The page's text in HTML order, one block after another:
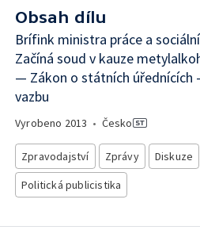
Obsah dílu
Brífink ministra práce a
Začíná soud v kauze
— Zákon o státních úřednících
vazbu
Vyrobeno 2013 • Česko
Zpravodajství Zprávy Diskuze
Politická publicistika